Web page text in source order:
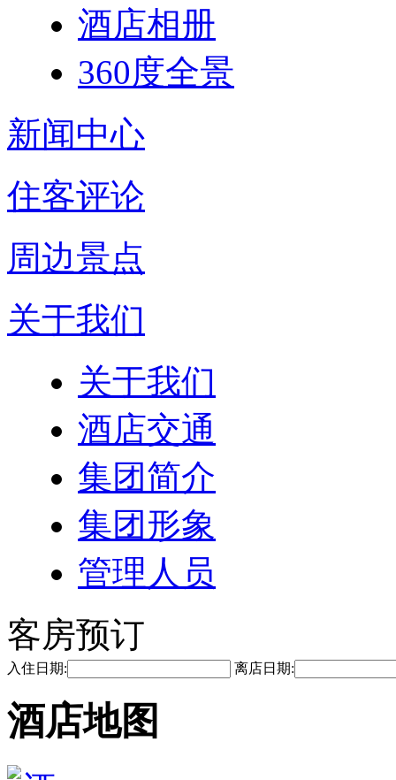
酒店相册
360度全景
新闻中心
住客评论
周边景点
关于我们
关于我们
酒店交通
集团简介
集团形象
管理人员
客房预订
入住日期: 离店日期:
酒店地图